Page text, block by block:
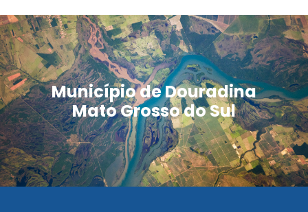
Município de Douradina
Mato Grosso do Sul